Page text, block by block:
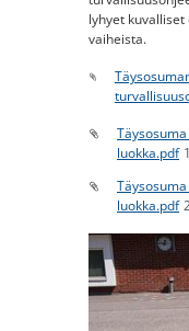
lyhyet
vaiheista.
luokka.pdf
luokka.pdf